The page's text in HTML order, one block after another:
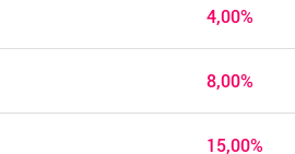
4,00%
8,00%
15,00%